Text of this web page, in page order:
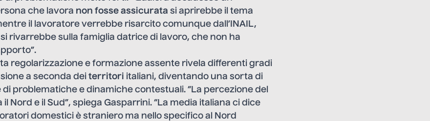
che lavora non fosse assicurata si aprirebbe il tema
il lavoratore verrebbe risarcito comunque dall’INAIL,
si rivarrebbe sulla famiglia datrice di lavoro, che non ha
regolarizzazione e formazione assente rivela differenti gradi
a seconda dei territori italiani, diventando una sorta di
problematiche e dinamiche contestuali. “La percezione del
Nord e il Sud”, spiega Gasparrini. “La media italiana ci dice
domestici è straniero ma nello specifico al Nord